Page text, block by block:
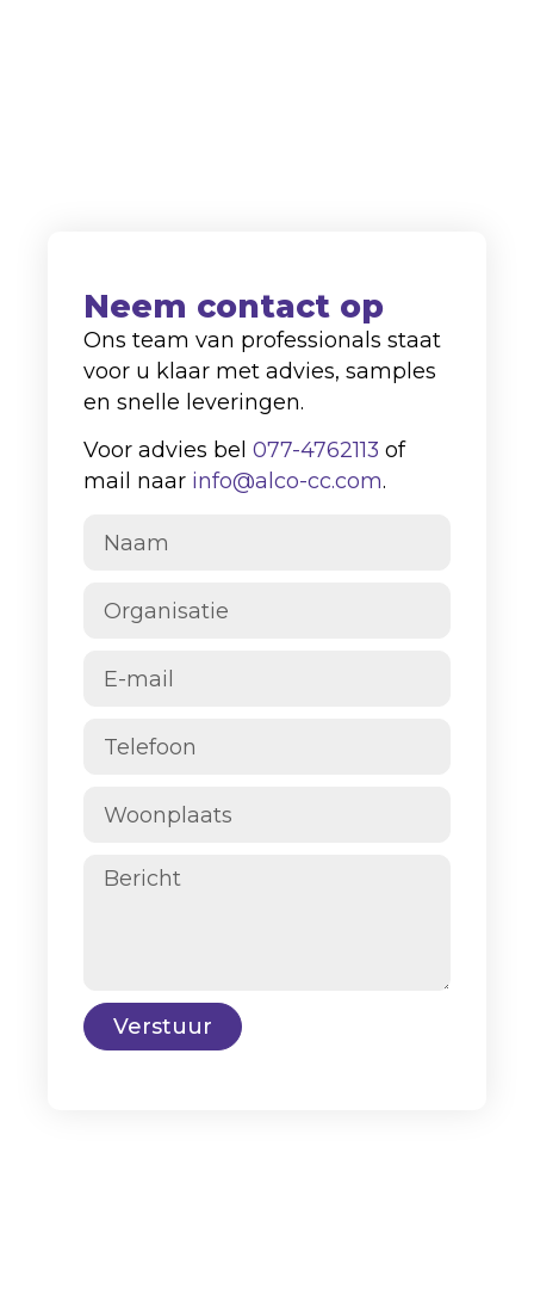
Neem contact op
Ons team van professionals staat
voor u klaar met advies, samples
en snelle leveringen.
Voor advies bel 077-4762113 of
mail naar info@alco-cc.com.
Verstuur